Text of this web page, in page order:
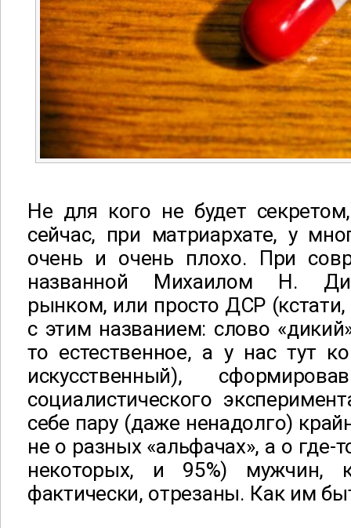
Не для кого не будет
сейчас, при матриархате, у
очень и очень плохо. При
названной Михаилом Н.
рынком, или просто ДСР (кстати,
с этим названием: слово
то естественное, а у нас тут
искусственный),
социалистического
себе пару (даже ненадолго)
не о разных «альфачах», а о где-
некоторых, и 95%) мужчин,
фактически, отрезаны. Как им